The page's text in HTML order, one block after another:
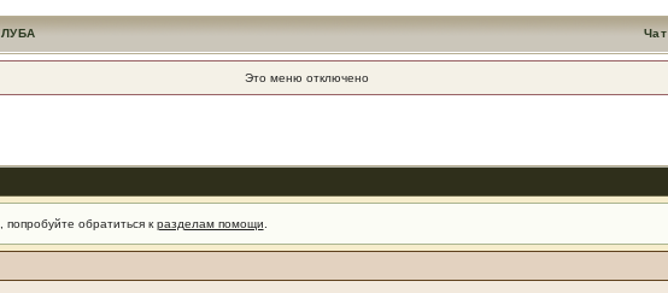
Чат
Это меню отключено
обратиться к разделам помощи